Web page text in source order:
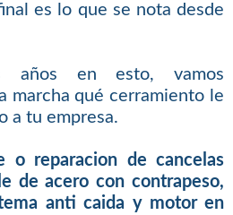
es lo que se nota desde
años en esto, vamos
marcha qué cerramiento le
a tu empresa.
o reparacion de cancelas
de acero con contrapeso,
anti caida y motor en